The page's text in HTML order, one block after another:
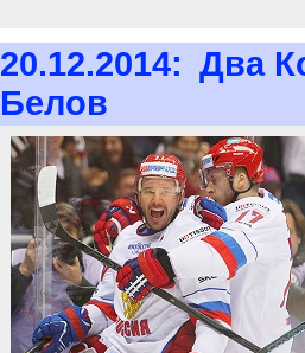
20.12.2014: Два
Белов